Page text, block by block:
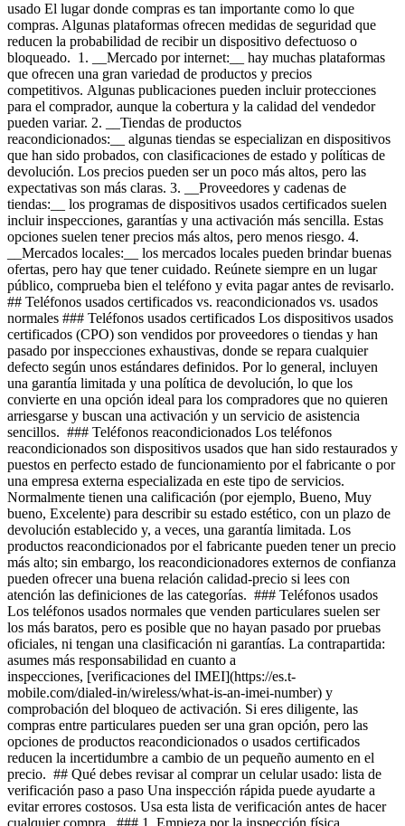
usado El lugar donde compras es tan importante como lo que
compras. Algunas plataformas ofrecen medidas de seguridad que
reducen la probabilidad de recibir un dispositivo defectuoso o
bloqueado. 1. __Mercado por internet:__ hay muchas plataformas
que ofrecen una gran variedad de productos y precios
competitivos. Algunas publicaciones pueden incluir protecciones
para el comprador, aunque la cobertura y la calidad del vendedor
pueden variar. 2. __Tiendas de productos
reacondicionados:__ algunas tiendas se especializan en dispositivos
que han sido probados, con clasificaciones de estado y políticas de
devolución. Los precios pueden ser un poco más altos, pero las
expectativas son más claras. 3. __Proveedores y cadenas de
tiendas:__ los programas de dispositivos usados certificados suelen
incluir inspecciones, garantías y una activación más sencilla. Estas
opciones suelen tener precios más altos, pero menos riesgo. 4.
__Mercados locales:__ los mercados locales pueden brindar buenas
ofertas, pero hay que tener cuidado. Reúnete siempre en un lugar
público, comprueba bien el teléfono y evita pagar antes de revisarlo.
## Teléfonos usados certificados vs. reacondicionados vs. usados
normales ### Teléfonos usados certificados Los dispositivos usados
certificados (CPO) son vendidos por proveedores o tiendas y han
pasado por inspecciones exhaustivas, donde se repara cualquier
defecto según unos estándares definidos. Por lo general, incluyen
una garantía limitada y una política de devolución, lo que los
convierte en una opción ideal para los compradores que no quieren
arriesgarse y buscan una activación y un servicio de asistencia
sencillos. ### Teléfonos reacondicionados Los teléfonos
reacondicionados son dispositivos usados que han sido restaurados y
puestos en perfecto estado de funcionamiento por el fabricante o por
una empresa externa especializada en este tipo de servicios.
Normalmente tienen una calificación (por ejemplo, Bueno, Muy
bueno, Excelente) para describir su estado estético, con un plazo de
devolución establecido y, a veces, una garantía limitada. Los
productos reacondicionados por el fabricante pueden tener un precio
más alto; sin embargo, los reacondicionadores externos de confianza
pueden ofrecer una buena relación calidad-precio si lees con
atención las definiciones de las categorías. ### Teléfonos usados
Los teléfonos usados normales que venden particulares suelen ser
los más baratos, pero es posible que no hayan pasado por pruebas
oficiales, ni tengan una clasificación ni garantías. La contrapartida:
asumes más responsabilidad en cuanto a
inspecciones, [verificaciones del IMEI](https://es.t-
mobile.com/dialed-in/wireless/what-is-an-imei-number) y
comprobación del bloqueo de activación. Si eres diligente, las
compras entre particulares pueden ser una gran opción, pero las
opciones de productos reacondicionados o usados certificados
reducen la incertidumbre a cambio de un pequeño aumento en el
precio. ## Qué debes revisar al comprar un celular usado: lista de
verificación paso a paso Una inspección rápida puede ayudarte a
evitar errores costosos. Usa esta lista de verificación antes de hacer
cualquier compra. ### 1. Empieza por la inspección física